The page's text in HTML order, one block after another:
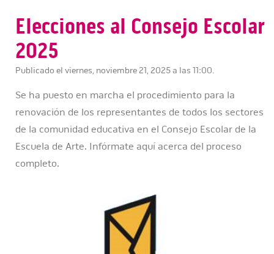
Elecciones al Consejo Escolar
2025
Publicado el viernes, noviembre 21, 2025 a las 11:00.
Se ha puesto en marcha el procedimiento para la
renovación de los representantes de todos los sectores
de la comunidad educativa en el Consejo Escolar de la
Escuela de Arte. Infórmate aquí acerca del proceso
completo.